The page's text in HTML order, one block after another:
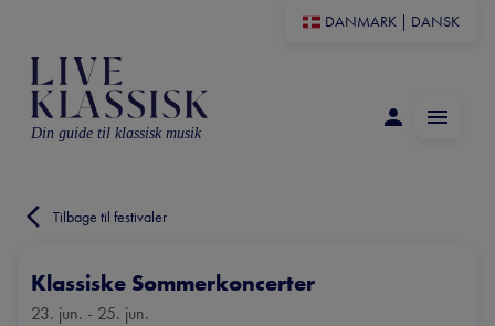
DANMARK DANSK
Din guide til klassisk musik
Tilbage til festivaler
Klassiske Sommerkoncerter
23. jun. - 25. jun.